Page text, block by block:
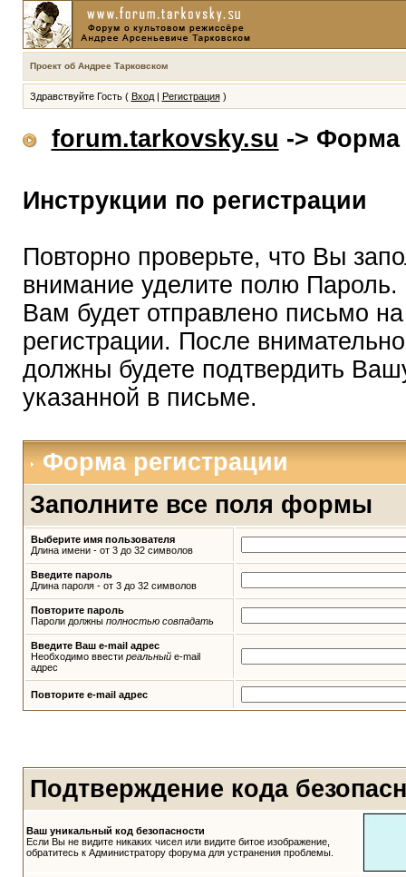
Проект об Андрее Тарковском
Здравствуйте Гость ( Вход| Регистрация)
forum.tarkovsky.su -> Форма
Инструкции по регистрации
Повторно проверьте, что Вы
внимание уделите полю Пароль.
Вам будет отправлено письмо
регистрации. После
должны будете подтвердить
указанной в письме.
Форма регистрации
Заполните все поля формы
Выберите имя пользователя
Длина имени - от 3 до 32 символов
Введите пароль
Длина пароля - от 3 до 32 символов
Повторите пароль
Пароли должны полностью совпадать
Введите Ваш e-mail адрес
Необходимо ввести реальныйe-mail
адрес
Повторите e-mail адрес
Подтверждение кода
Ваш уникальный код безопасности
Если Вы не видите никаких чисел или видите битое изображение,
обратитесь к Администратору форума для устранения проблемы.